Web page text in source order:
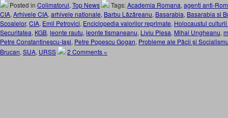
Posted in Colimatorul, Top News Tags:Academia Romana, agenti anti-
CIA, Arhivele CIA, arhivele nationale, Barbu Lăzăreanu, Basarabia, Basarabia si
Scoalelor, CIA, Emil Petrovici, Enciclopedia valorilor reprimate, Holocaustul
Securitatea, KGB, leonte rautu, leonte tismaneanu, Liviu Plesa, Mihai Ungheanu,
Petre Constantinescu-Iaşi, Petre Popescu Gogan, Probleme ale Păcii şi
Brucan, SUA, URSS 2 Comments »